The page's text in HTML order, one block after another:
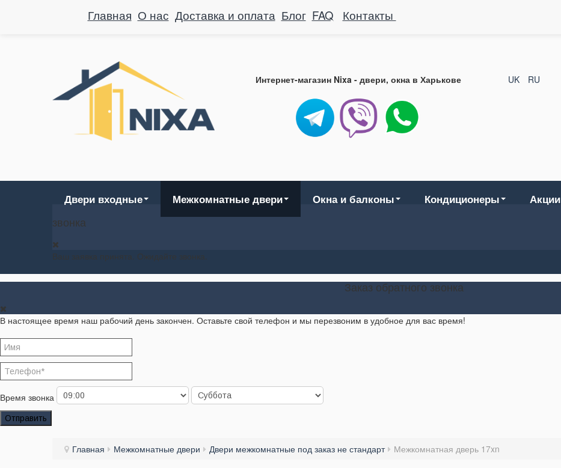
Главная О нас Доставка и оплата Блог FAQ Контакты
Интернет-магазин Nixa - двери, окна в Харькове UK RU
Двери входные Межкомнатные двери Окна и балконы Кондиционеры Акции
звонка
Ваш заявка принята. Ожидайте звонка.
Заказ обратного звонка
В настоящее время наш рабочий день закончен. Оставьте свой телефон и мы перезвоним в удобное для вас время!
Время звонка
Отправить
Главная Межкомнатные двери Двери межкомнатные под заказ не стандарт Межкомнатная дверь 17xn